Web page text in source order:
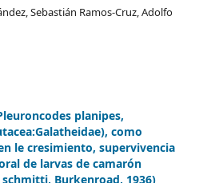
Sebastián Ramos-Cruz, Adolfo
planipes,
como
le cresimiento, supervivencia
de larvas de camarón
Burkenroad, 1936)